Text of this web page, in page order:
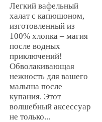
Легкий вафельный
халат с капюшоном,
изготовленный из
100% хлопка – магия
после водных
приключений!
Обволакивающая
нежность для вашего
малыша после
купания. Этот
волшебный аксессуар
не только...